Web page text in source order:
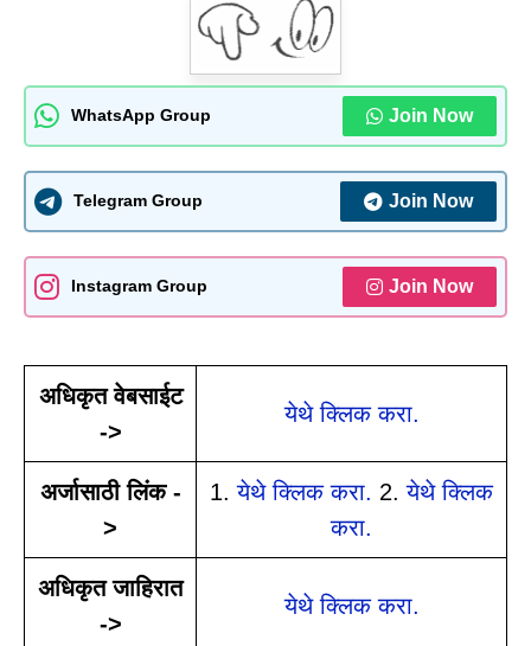
WhatsApp Group Join Now
Telegram Group Join Now
Instagram Group Join Now
अधिकृत वेबसाईट
->
येथे क्लिक करा.
अर्जासाठी लिंक -
>
1.येथे क्लिक करा. 2.येथे क्लिक
करा.
अधिकृत जाहिरात
->
येथे क्लिक करा.